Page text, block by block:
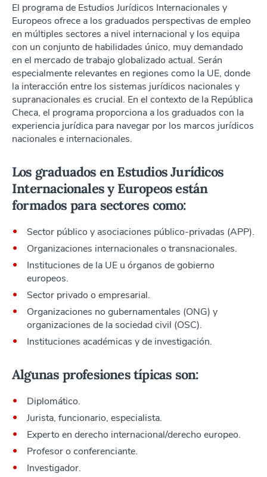
El programa de Estudios Jurídicos Internacionales y
Europeos ofrece a los graduados perspectivas de empleo
en múltiples sectores a nivel internacional y los equipa
con un conjunto de habilidades único, muy demandado
en el mercado de trabajo globalizado actual. Serán
especialmente relevantes en regiones como la UE, donde
la interacción entre los sistemas jurídicos nacionales y
supranacionales es crucial. En el contexto de la República
Checa, el programa proporciona a los graduados con la
experiencia jurídica para navegar por los marcos jurídicos
nacionales e internacionales.
Los graduados en Estudios Jurídicos
Internacionales y Europeos están
formados para sectores como:
Sector público y asociaciones público-privadas (APP).
Organizaciones internacionales o transnacionales.
Instituciones de la UE u órganos de gobierno
europeos.
Sector privado o empresarial.
Organizaciones no gubernamentales (ONG) y
organizaciones de la sociedad civil (OSC).
Instituciones académicas y de investigación.
Algunas profesiones típicas son:
Diplomático.
Jurista, funcionario, especialista.
Experto en derecho internacional/derecho europeo.
Profesor o conferenciante.
Investigador.